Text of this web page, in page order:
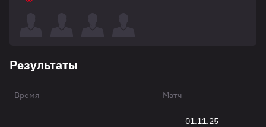
Результаты
Время Матч
01.11.25